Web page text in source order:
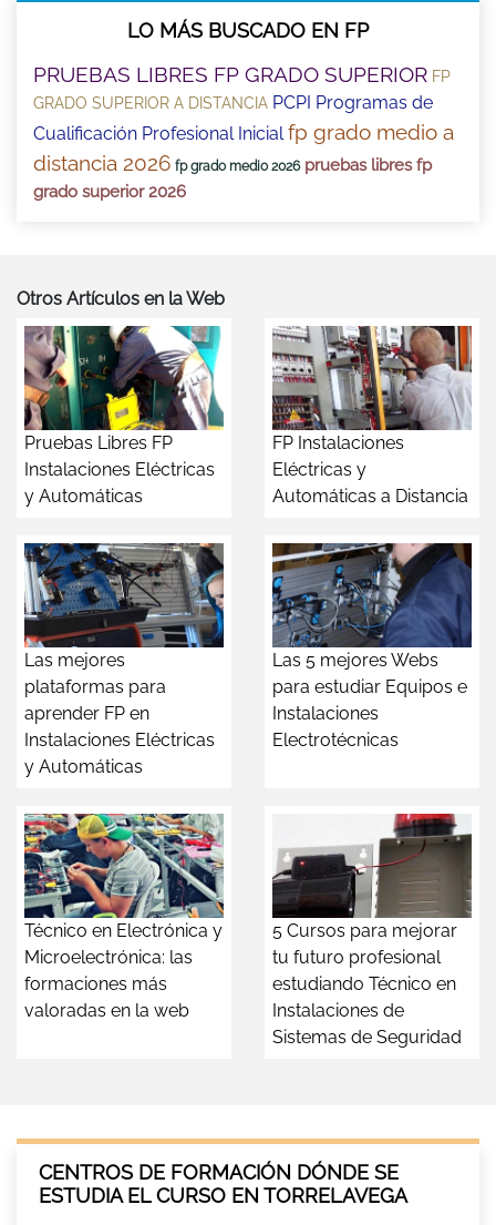
LO MÁS BUSCADO EN FP
PRUEBAS LIBRES FP GRADO SUPERIOR FP
GRADO SUPERIOR A DISTANCIA PCPI Programas de
Cualificación Profesional Inicial fp grado medio a
distancia 2026 fp grado medio 2026 pruebas libres fp
grado superior 2026
Otros Artículos en la Web
Pruebas Libres FP
Instalaciones Eléctricas
y Automáticas
FP Instalaciones
Eléctricas y
Automáticas a Distancia
Las mejores
plataformas para
aprender FP en
Instalaciones Eléctricas
y Automáticas
Las 5 mejores Webs
para estudiar Equipos e
Instalaciones
Electrotécnicas
Técnico en Electrónica y
Microelectrónica: las
formaciones más
valoradas en la web
5 Cursos para mejorar
tu futuro profesional
estudiando Técnico en
Instalaciones de
Sistemas de Seguridad
CENTROS DE FORMACIÓN DÓNDE SE
ESTUDIA EL CURSO EN TORRELAVEGA